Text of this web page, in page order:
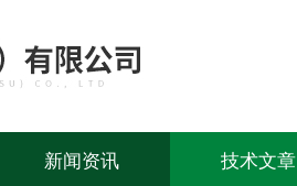
新闻资讯 技术文章